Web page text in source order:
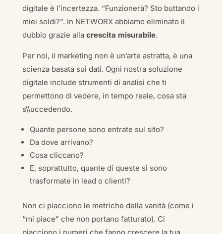
digitale è l’incertezza. “Funzionerà? Sto buttando i
miei soldi?”. In NETWORX abbiamo eliminato il
dubbio grazie alla crescita misurabile.
Per noi, il marketing non è un’arte astratta, è una
scienza basata sui dati. Ogni nostra soluzione
digitale include strumenti di analisi che ti
permettono di vedere, in tempo reale, cosa sta
s\\uccedendo.
Quante persone sono entrate sul sito?
Da dove arrivano?
Cosa cliccano?
E, soprattutto, quante di queste si sono
trasformate in lead o clienti?
Non ci piacciono le metriche della vanità (come i
“mi piace” che non portano fatturato). Ci